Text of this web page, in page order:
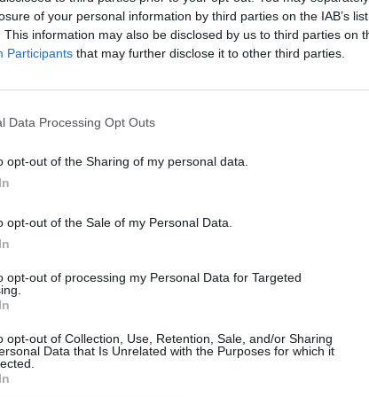
of your personal information by third parties on the IAB’s
This information may also be disclosed by us to third parties on
Participants that may further disclose it to other third parties.
Data Processing Opt Outs
opt-out of the Sharing of my personal data.
opt-out of the Sale of my Personal Data.
opt-out of processing my Personal Data for Targeted
opt-out of Collection, Use, Retention, Sale, and/or Sharing
Data that Is Unrelated with the Purposes for which it
ζωή της, της
, η οποία έχει
είναι καν φωτογραφία αλλά στιγμιότυπο
που ανέβασε στο
για να εξασφαλίσεις το τέλειο
screenshotαντί της φωτογραφίας. Αυτό
iPhones
smartphone.
μου, οπότε θα σας δείξω γιατί δεν
βίντεό της. Για του λόγου το αληθές, τραβάει
δεν της αρέσει, οπότε βγάζει μία
τοστιγμιότυποτης οθόνης. Φυσικά,
πλαίσιο.